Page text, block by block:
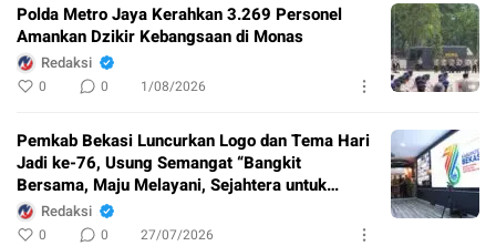
Polda Metro Jaya Kerahkan 3.269 Personel
Amankan Dzikir Kebangsaan di Monas
Redaksi
0 0 1/08/2026
Pemkab Bekasi Luncurkan Logo dan Tema Hari
Jadi ke-76, Usung Semangat “Bangkit
Bersama, Maju Melayani, Sejahtera untuk
Semua”
Redaksi
0 0 27/07/2026